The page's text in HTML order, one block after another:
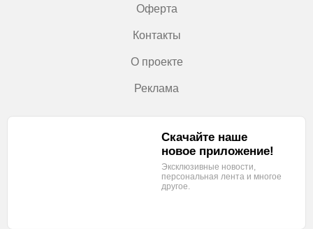
Оферта
Контакты
О проекте
Реклама
Скачайте наше
новое приложение!
Эксклюзивные новости,
персональная лента и многое
другое.